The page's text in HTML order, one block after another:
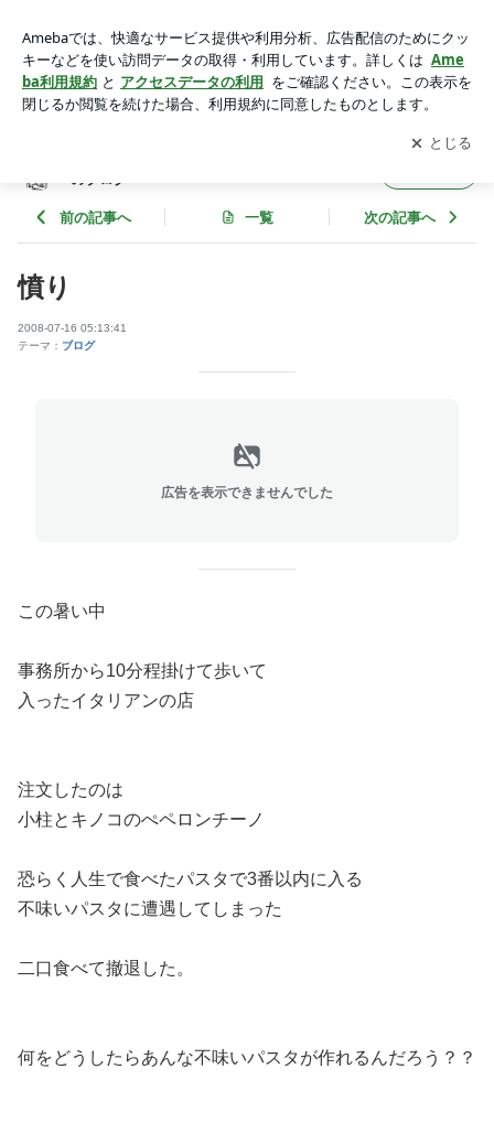
アプリをダウンロードして ブログの更新通知
を受け取りまし
ょう。
開く
のブログ
前の記事へ 一覧 次の記事へ
憤り
2008-07-16 05:13:41
テーマ： ブログ
広告を表示できませんでした
この暑い中
事務所から10分程掛けて歩いて
入ったイタリアンの店
注文したのは
小柱とキノコのぺペロンチーノ
恐らく人生で食べたパスタで3番以内に入る
不味いパスタに遭遇してしまった
二口食べて撤退した。
何をどうしたらあんな不味いパスタが作れるんだろう？？